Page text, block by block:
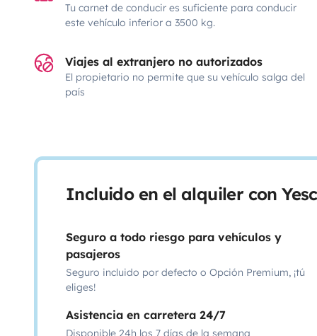
Tu carnet de conducir es suficiente para conducir
este vehículo inferior a 3500 kg.
Viajes al extranjero no autorizados
El propietario no permite que su vehículo salga del
país
Incluido en el alquiler con
Seguro a todo riesgo para vehículos y
pasajeros
Seguro incluido por defecto o Opción Premium, ¡tú
eliges!
Asistencia en carretera 24/7
Disponible 24h los 7 días de la semana